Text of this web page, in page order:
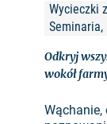
Wycieczki
Seminaria,
Odkryj
wokół